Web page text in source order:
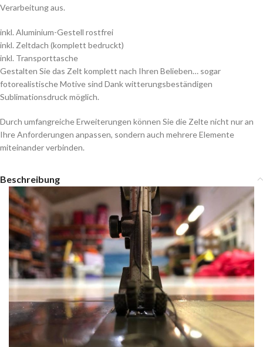
Verarbeitung aus.
inkl. Aluminium-Gestell rostfrei
inkl. Zeltdach (komplett bedruckt)
inkl. Transporttasche
Gestalten Sie das Zelt komplett nach Ihren Belieben… sogar
fotorealistische Motive sind Dank witterungsbeständigen
Sublimationsdruck möglich.
Durch umfangreiche Erweiterungen können Sie die Zelte nicht nur an
Ihre Anforderungen anpassen, sondern auch mehrere Elemente
miteinander verbinden.
Beschreibung